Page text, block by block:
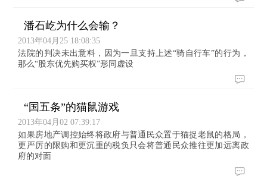
潘石屹为什么会输？
2013年04月25 18:08:35
法院的判决未出意料，因为一旦支持上述“骑自行车”的行为，
那么“股东优先购买权”形同虚设
“国五条”的猫鼠游戏
2013年04月02 07:39:17
如果房地产调控始终将政府与普通民众置于猫捉老鼠的格局，
更严厉的限购和更沉重的税负只会将普通民众推往更加远离政
府的对面